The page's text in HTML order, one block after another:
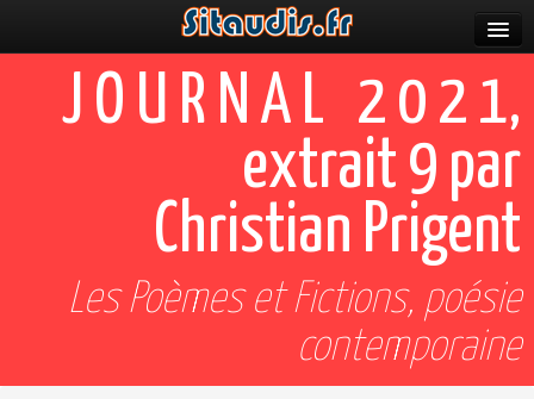
Parutions
Incitations
Célébrations
J O U R N A L 2 0 2 1,
extrait 9 par
Christian Prigent
Les Poèmes et Fictions, poésie
contemporaine